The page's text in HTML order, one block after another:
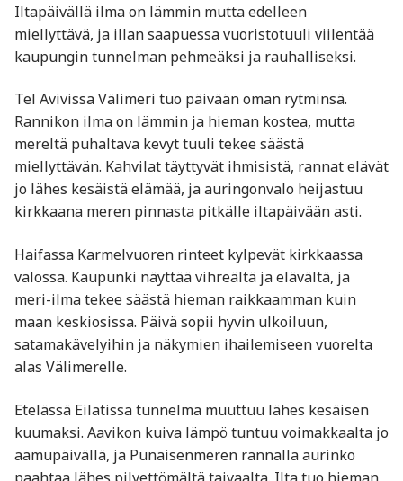
Iltapäivällä ilma on lämmin mutta edelleen
miellyttävä, ja illan saapuessa vuoristotuuli viilentää
kaupungin tunnelman pehmeäksi ja rauhalliseksi.
Tel Avivissa Välimeri tuo päivään oman rytminsä.
Rannikon ilma on lämmin ja hieman kostea, mutta
mereltä puhaltava kevyt tuuli tekee säästä
miellyttävän. Kahvilat täyttyvät ihmisistä, rannat elävät
jo lähes kesäistä elämää, ja auringonvalo heijastuu
kirkkaana meren pinnasta pitkälle iltapäivään asti.
Haifassa Karmelvuoren rinteet kylpevät kirkkaassa
valossa. Kaupunki näyttää vihreältä ja elävältä, ja
meri-ilma tekee säästä hieman raikkaamman kuin
maan keskiosissa. Päivä sopii hyvin ulkoiluun,
satamakävelyihin ja näkymien ihailemiseen vuorelta
alas Välimerelle.
Etelässä Eilatissa tunnelma muuttuu lähes kesäisen
kuumaksi. Aavikon kuiva lämpö tuntuu voimakkaalta jo
aamupäivällä, ja Punaisenmeren rannalla aurinko